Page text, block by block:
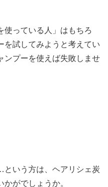
使っている人」はもちろ
を試してみようと考えてい
ンプーを使えば失敗しませ
いう方は、ヘアリシェ炭
がでしょうか。